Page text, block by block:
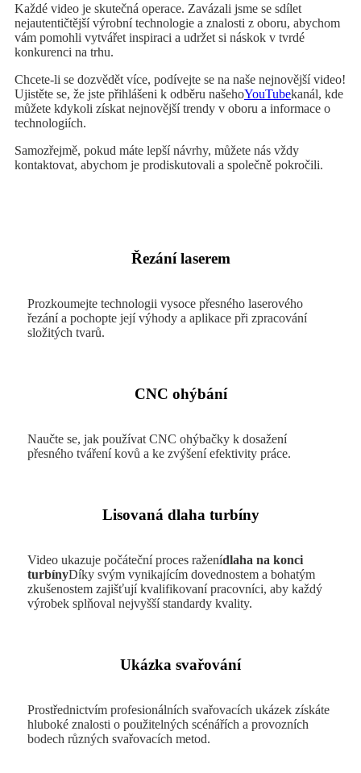
Každé video je skutečná operace. Zavázali jsme se sdílet
nejautentičtější výrobní technologie a znalosti z oboru, abychom
vám pomohli vytvářet inspiraci a udržet si náskok v tvrdé
konkurenci na trhu.
Chcete-li se dozvědět více, podívejte se na naše nejnovější video!
Ujistěte se, že jste přihlášeni k odběru našehoYouTubekanál, kde
můžete kdykoli získat nejnovější trendy v oboru a informace o
technologiích.
Samozřejmě, pokud máte lepší návrhy, můžete nás vždy
kontaktovat, abychom je prodiskutovali a společně pokročili.
Řezání laserem
Prozkoumejte technologii vysoce přesného laserového
řezání a pochopte její výhody a aplikace při zpracování
složitých tvarů.
CNC ohýbání
Naučte se, jak používat CNC ohýbačky k dosažení
přesného tváření kovů a ke zvýšení efektivity práce.
Lisovaná dlaha turbíny
Video ukazuje počáteční proces raženídlaha na konci
turbínyDíky svým vynikajícím dovednostem a bohatým
zkušenostem zajišťují kvalifikovaní pracovníci, aby každý
výrobek splňoval nejvyšší standardy kvality.
Ukázka svařování
Prostřednictvím profesionálních svařovacích ukázek získáte
hluboké znalosti o použitelných scénářích a provozních
bodech různých svařovacích metod.